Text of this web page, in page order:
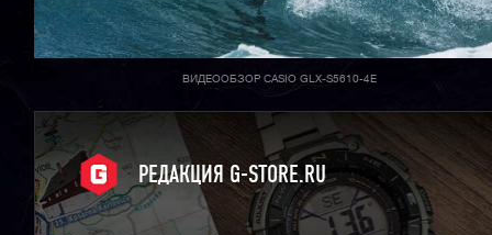
ВИДЕООБЗОР CASIO GLX-S5610-4E
РЕДАКЦИЯ G-STORE.RU